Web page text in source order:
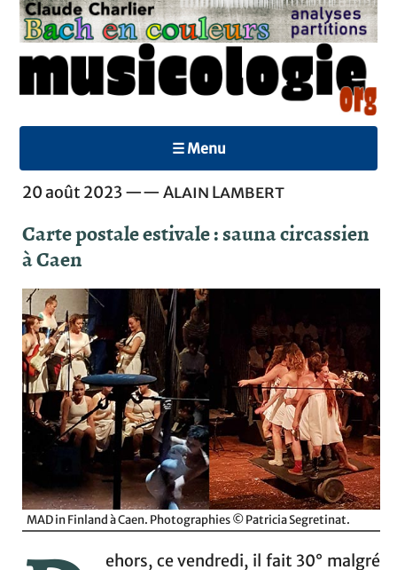
☰ Menu
20 août 2023 ——Alain Lambert
Carte postale estivale : sauna circassien
à Caen
MAD in Finland à Caen. Photographies © Patricia Segretinat.
ehors, ce vendredi, il fait 30° malgré